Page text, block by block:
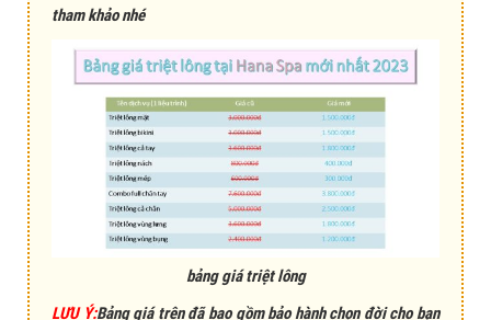
tham khảo nhé
bảng giá triệt lông
LƯU Ý:Bảng giá trên đã bao gồm bảo hành chọn đời cho bạn